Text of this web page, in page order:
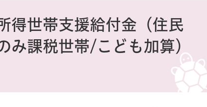
得世帯支援給付金（住民
み課税世帯/こども加算）